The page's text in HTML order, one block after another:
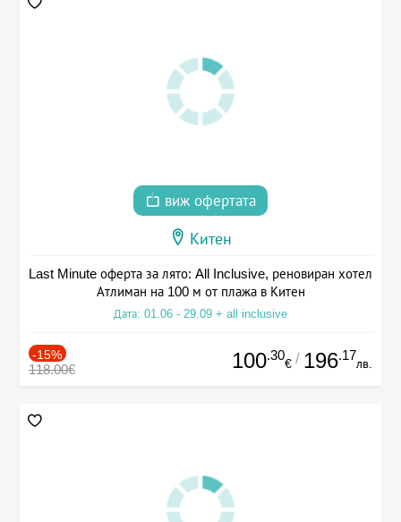
виж офертата
Китен
Last Minute оферта за лято: All Inclusive, реновиран хотел
Атлиман на 100 м от плажа в Китен
Дата: 01.06 - 29.09 + all inclusive
-15%
118.00€ 100.30
€ / 196.17
лв.